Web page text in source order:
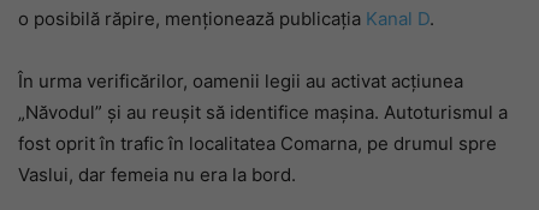
o posibilă răpire, menționează publicația Kanal D.
În urma verificărilor, oamenii legii au activat acțiunea
„Năvodul” și au reușit să identifice mașina. Autoturismul a
fost oprit în trafic în localitatea Comarna, pe drumul spre
Vaslui, dar femeia nu era la bord.